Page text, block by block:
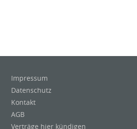
Impressum
Datenschutz
Kontakt
AGB
Verträge hier kündigen